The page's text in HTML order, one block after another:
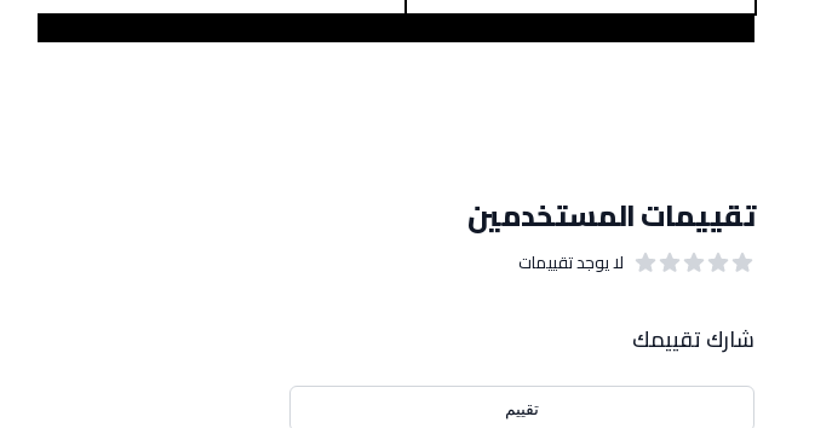
تقييمات المستخدمين
لا يوجد تقييمات
شارك تقييمك
تقييم